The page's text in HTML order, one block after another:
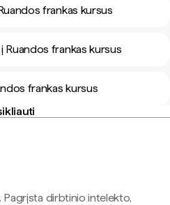
frankas kursus
Ruandos frankas kursus
frankas kursus
Pagrįsta dirbtinio intelekto,